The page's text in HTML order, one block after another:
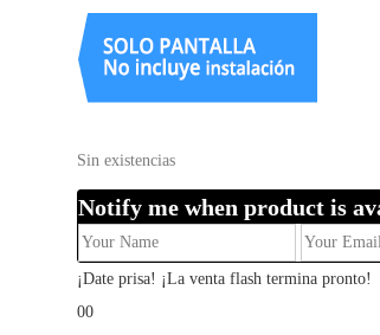
Sin existencias
Notify me when product is
¡Date prisa! ¡La venta flash termina pronto!
00